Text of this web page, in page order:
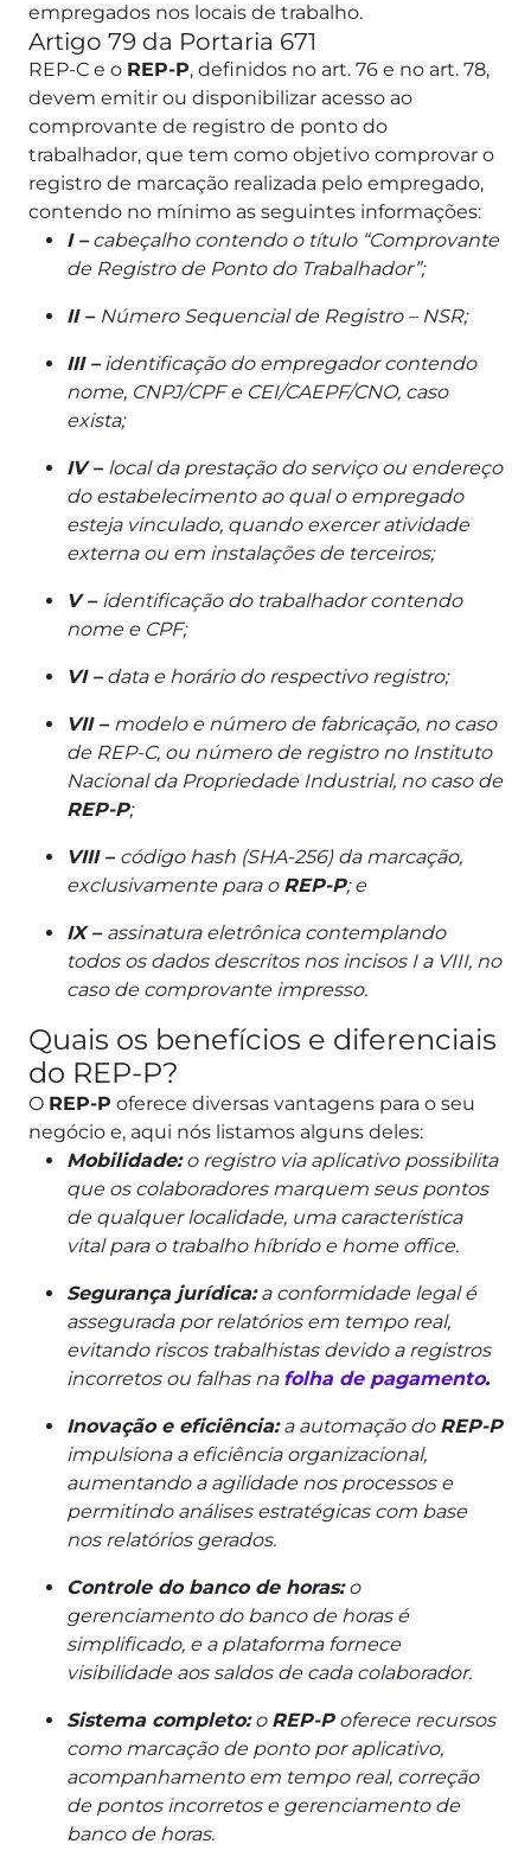
empregados nos locais de trabalho.
Artigo 79 da Portaria 671
REP-C e o REP-P, definidos no art. 76 e no art. 78,
devem emitir ou disponibilizar acesso ao
comprovante de registro de ponto do
trabalhador, que tem como objetivo comprovar o
registro de marcação realizada pelo empregado,
contendo no mínimo as seguintes informações:
I –cabeçalho contendo o título “Comprovante
de Registro de Ponto do Trabalhador”;
II – Número Sequencial de Registro – NSR;
III –identificação do empregador contendo
nome, CNPJ/CPF e CEI/CAEPF/CNO, caso
exista;
IV – local da prestação do serviço ou endereço
do estabelecimento ao qual o empregado
esteja vinculado, quando exercer atividade
externa ou em instalações de terceiros;
V – identificação do trabalhador contendo
nome e CPF;
VI –data e horário do respectivo registro;
VII – modelo e número de fabricação, no caso
de REP-C, ou número de registro no Instituto
Nacional da Propriedade Industrial, no caso de
REP-P;
VIII – código hash (SHA-256) da marcação,
exclusivamente para o REP-P; e
IX – assinatura eletrônica contemplando
todos os dados descritos nos incisos I a VIII, no
caso de comprovante impresso.
Quais os benefícios e diferenciais
do REP-P?
O REP-P oferece diversas vantagens para o seu
negócio e, aqui nós listamos alguns deles:
Mobilidade:o registro via aplicativo possibilita
que os colaboradores marquem seus pontos
de qualquer localidade, uma característica
vital para o trabalho híbrido e home office.
Segurança jurídica:a conformidade legal é
assegurada por relatórios em tempo real,
evitando riscos trabalhistas devido a registros
incorretos ou falhas na folha de pagamento.
Inovação e eficiência:a automação do REP-P
impulsiona a eficiência organizacional,
aumentando a agilidade nos processos e
permitindo análises estratégicas com base
nos relatórios gerados.
Controle do banco de horas:o
gerenciamento do banco de horas é
simplificado, e a plataforma fornece
visibilidade aos saldos de cada colaborador.
Sistema completo:o REP-Poferece recursos
como marcação de ponto por aplicativo,
acompanhamento em tempo real, correção
de pontos incorretos e gerenciamento de
banco de horas.